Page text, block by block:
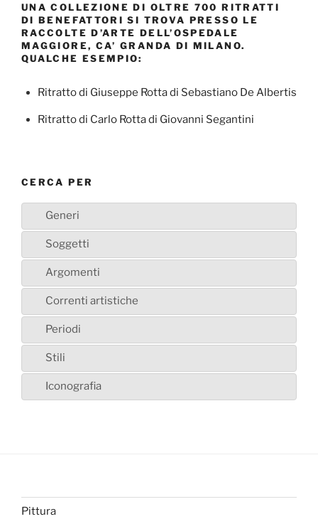
UNA COLLEZIONE DI OLTRE 700 RITRATTI
DI BENEFATTORI SI TROVA PRESSO LE
RACCOLTE D’ARTE DELL’OSPEDALE
MAGGIORE, CA’ GRANDA DI MILANO.
QUALCHE ESEMPIO:
Ritratto di Giuseppe Rotta di Sebastiano De Albertis
Ritratto di Carlo Rotta di Giovanni Segantini
CERCA PER
Generi
Soggetti
Argomenti
Correnti artistiche
Periodi
Stili
Iconografia
Pittura